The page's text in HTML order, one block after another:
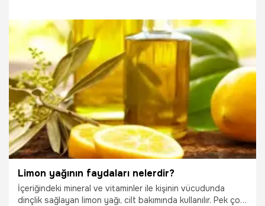
19.10.2025 Yaşam
Limon yağının faydaları nelerdir?
İçeriğindeki mineral ve vitaminler ile kişinin vücudunda
dinçlik sağlayan limon yağı, cilt bakımında kullanılır. Pek çok